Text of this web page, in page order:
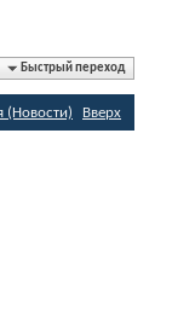
Быстрый переход
(Новости) Вверх